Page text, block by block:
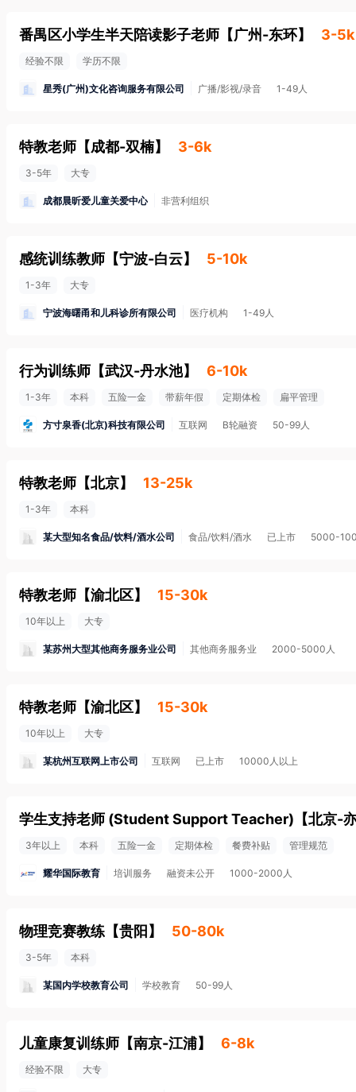
番禺区小学生半天陪读影子老师 【广州-东环】 3-5k
经验不限 学历不限
星秀(广州)文化咨询服务有限公司 广播/影视/录音 1-49人
特教老师 【成都-双楠】 3-6k
3-5年 大专
成都晨昕爱儿童关爱中心 非营利组织
感统训练教师 【宁波-白云】 5-10k
1-3年 大专
宁波海曙甬和儿科诊所有限公司 医疗机构 1-49人
行为训练师 【武汉-丹水池】 6-10k
1-3年 本科 五险一金 带薪年假 定期体检 扁平管理
方寸泉香(北京)科技有限公司 互联网 B轮融资 50-99人
特教老师 【北京】 13-25k
1-3年 本科
某大型知名食品/饮料/酒水公司 食品/饮料/酒水 已上市 5000-
特教老师 【渝北区】 15-30k
10年以上 大专
某苏州大型其他商务服务业公司 其他商务服务业 2000-5000人
特教老师 【渝北区】 15-30k
10年以上 大专
某杭州互联网上市公司 互联网 已上市 10000人以上
学生支持老师 (Student Support Teacher) 【北京-
3年以上 本科 五险一金 定期体检 餐费补贴 管理规范
耀华国际教育 培训服务 融资未公开 1000-2000人
物理竞赛教练 【贵阳 】 50-80k
3-5年 本科
某国内学校教育公司 学校教育 50-99人
儿童康复训练师 【南京-江浦】 6-8k
经验不限 大专